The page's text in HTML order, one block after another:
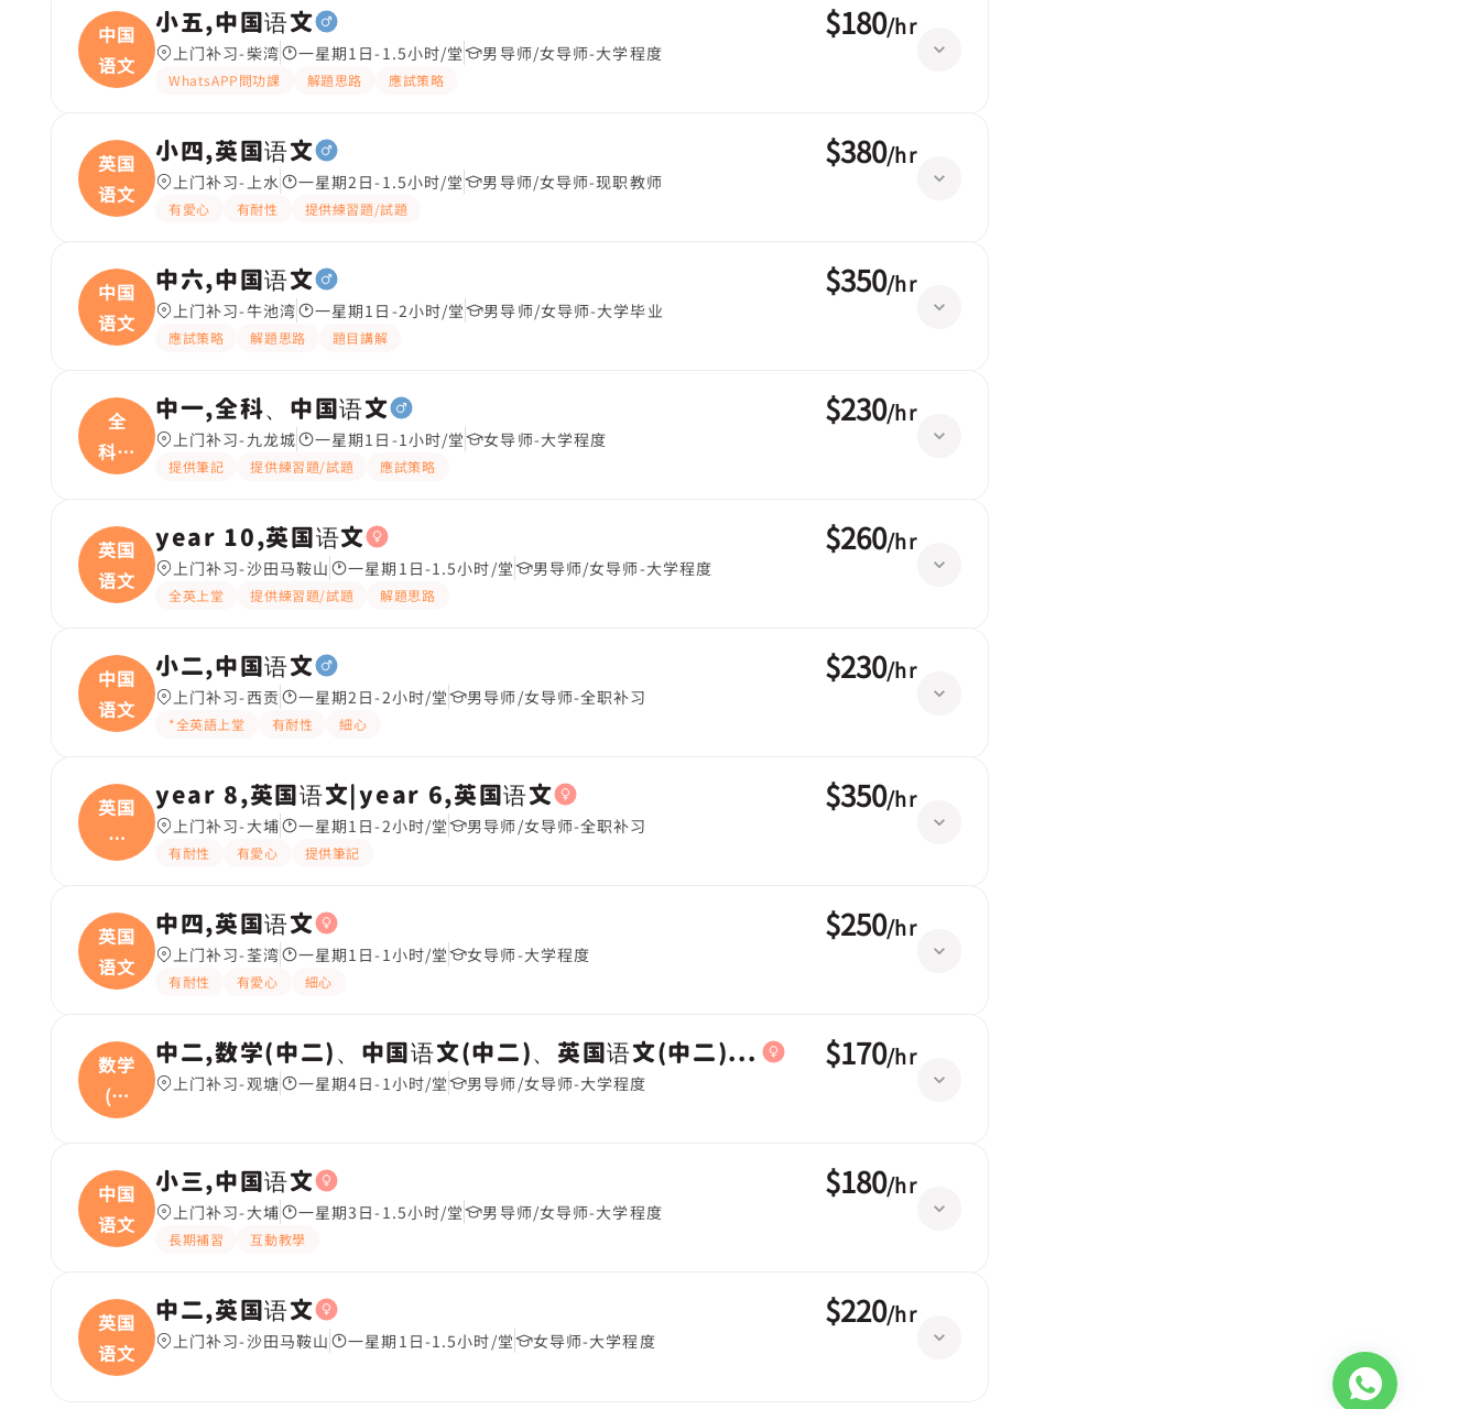
中国
语文
小五,中国语文
上门补习-柴湾 一星期1日-1.5小时/堂 男导师/女导师-大学程度
WhatsAPP問功課 解題思路 應試策略
$180/hr
英国
语文
小四,英国语文
上门补习-上水 一星期2日-1.5小时/堂 男导师/女导师-现职教师
有愛心 有耐性 提供練習題/試題
$380/hr
中国
语文
中六,中国语文
上门补习-牛池湾 一星期1日-2小时/堂 男导师/女导师-大学毕业
應試策略 解題思路 題目講解
$350/hr
全
科、
中国
中一,全科、中国语文
上门补习-九龙城 一星期1日-1小时/堂 女导师-大学程度
提供筆記 提供練習題/試題 應試策略
$230/hr
英国
语文
year 10,英国语文
上门补习-沙田马鞍山 一星期1日-1.5小时/堂 男导师/女导师-大学程度
全英上堂 提供練習題/試題 解題思路
$260/hr
中国
语文
小二,中国语文
上门补习-西贡 一星期2日-2小时/堂 男导师/女导师-全职补习
*全英語上堂 有耐性 細心
$230/hr
英国
语
文|
year 8,英国语文|year 6,英国语文
上门补习-大埔 一星期1日-2小时/堂 男导师/女导师-全职补习
有耐性 有愛心 提供筆記
$350/hr
英国
语文
中四,英国语文
上门补习-荃湾 一星期1日-1小时/堂 女导师-大学程度
有耐性 有愛心 細心
$250/hr
数学
(中
二
中二,数学(中二)、中国语文(中二)、英国语文(中二)|小五,中国语文(小五)、英国语文(小五)
上门补习-观塘 一星期4日-1小时/堂 男导师/女导师-大学程度
$170/hr
中国
语文
小三,中国语文
上门补习-大埔 一星期3日-1.5小时/堂 男导师/女导师-大学程度
長期補習 互動教學
$180/hr
英国
语文
中二,英国语文
上门补习-沙田马鞍山 一星期1日-1.5小时/堂 女导师-大学程度
$220/hr